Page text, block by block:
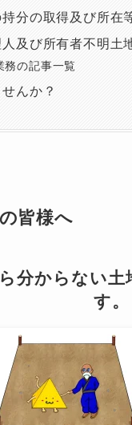
分の取得及び所在
及び所有者不明土
務の記事一覧
んか？
皆様へ
分からない
す。